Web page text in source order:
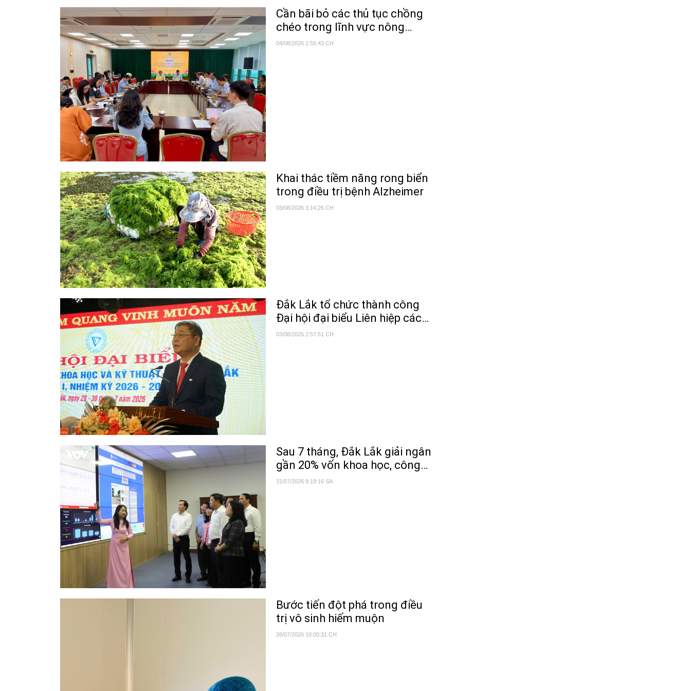
Cần bãi bỏ các thủ tục chồng
chéo trong lĩnh vực nông
nghiệp và môi trường
04/08/2026 1:55:43 CH
Khai thác tiềm năng rong biển
trong điều trị bệnh Alzheimer
03/08/2026 3:14:26 CH
Đắk Lắk tổ chức thành công
Đại hội đại biểu Liên hiệp các
Hội Khoa học và Kỹ thuật tỉnh
03/08/2026 2:57:51 CH
Sau 7 tháng, Đắk Lắk giải ngân
gần 20% vốn khoa học, công
nghệ và đổi mới sáng tạo
31/07/2026 8:19:16 SA
Bước tiến đột phá trong điều
trị vô sinh hiếm muộn
28/07/2026 10:00:31 CH